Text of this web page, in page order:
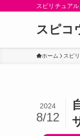
スピリチュア
スピコ
ホーム スピ
2024
8/12